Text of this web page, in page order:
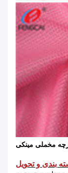
مخملی مینکی
بندی و تحویل